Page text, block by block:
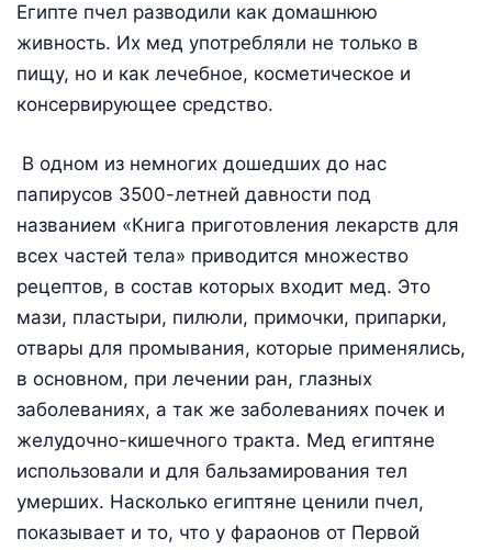
Египте пчел разводили как домашнюю
живность. Их мед употребляли не только в
пищу, но и как лечебное, косметическое и
консервирующее средство.
В одном из немногих дошедших до нас
папирусов 3500-летней давности под
названием «Книга приготовления лекарств для
всех частей тела» приводится множество
рецептов, в состав которых входит мед. Это
мази, пластыри, пилюли, примочки, припарки,
отвары для промывания, которые применялись,
в основном, при лечении ран, глазных
заболеваниях, а так же заболеваниях почек и
желудочно-кишечного тракта. Мед египтяне
использовали и для бальзамирования тел
умерших. Насколько египтяне ценили пчел,
показывает и то, что у фараонов от Первой